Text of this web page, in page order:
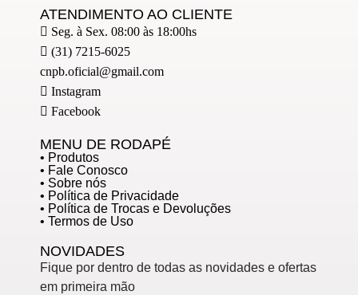
ATENDIMENTO AO CLIENTE
Seg. à Sex. 08:00 às 18:00hs
(31) 7215-6025
cnpb.oficial@gmail.com
Instagram
Facebook
MENU DE RODAPÉ
• Produtos
• Fale Conosco
• Sobre nós
• Política de Privacidade
• Política de Trocas e Devoluções
• Termos de Uso
NOVIDADES
Fique por dentro de todas as novidades e ofertas
em primeira mão